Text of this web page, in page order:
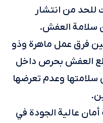
للحد من انتشار
سلامة العفش.
فرق عمل ماهرة وذو
العفش بحرص داخل
وعدم تعرضها
عالية الجودة في